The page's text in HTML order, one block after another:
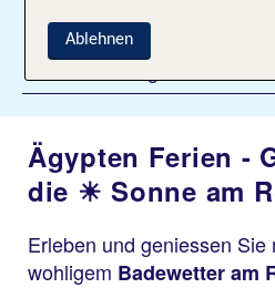
Filter hinzufügen
Ägypten Ferien -
die ☀ Sonne am
Erleben und geniessen
wohligem Badewetter am
Ablehnen